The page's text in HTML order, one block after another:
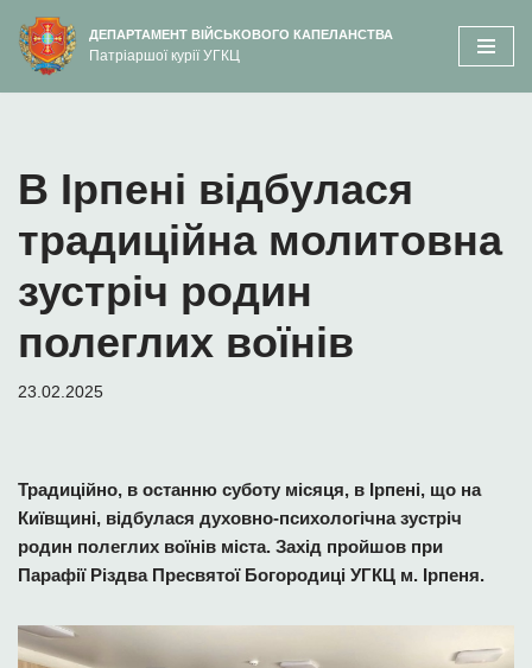
вмісту
Перейти
до
ДЕПАРТАМЕНТ ВІЙСЬКОВОГО КАПЕЛАНСТВА
Патріаршої курії УГКЦ
В Ірпені відбулася
традиційна молитовна
зустріч родин
полеглих воїнів
23.02.2025
Традиційно, в останню суботу місяця, в Ірпені, що на
Київщині, відбулася духовно-психологічна зустріч
родин полеглих воїнів міста. Захід пройшов при
Парафії Різдва Пресвятої Богородиці УГКЦ м. Ірпеня.